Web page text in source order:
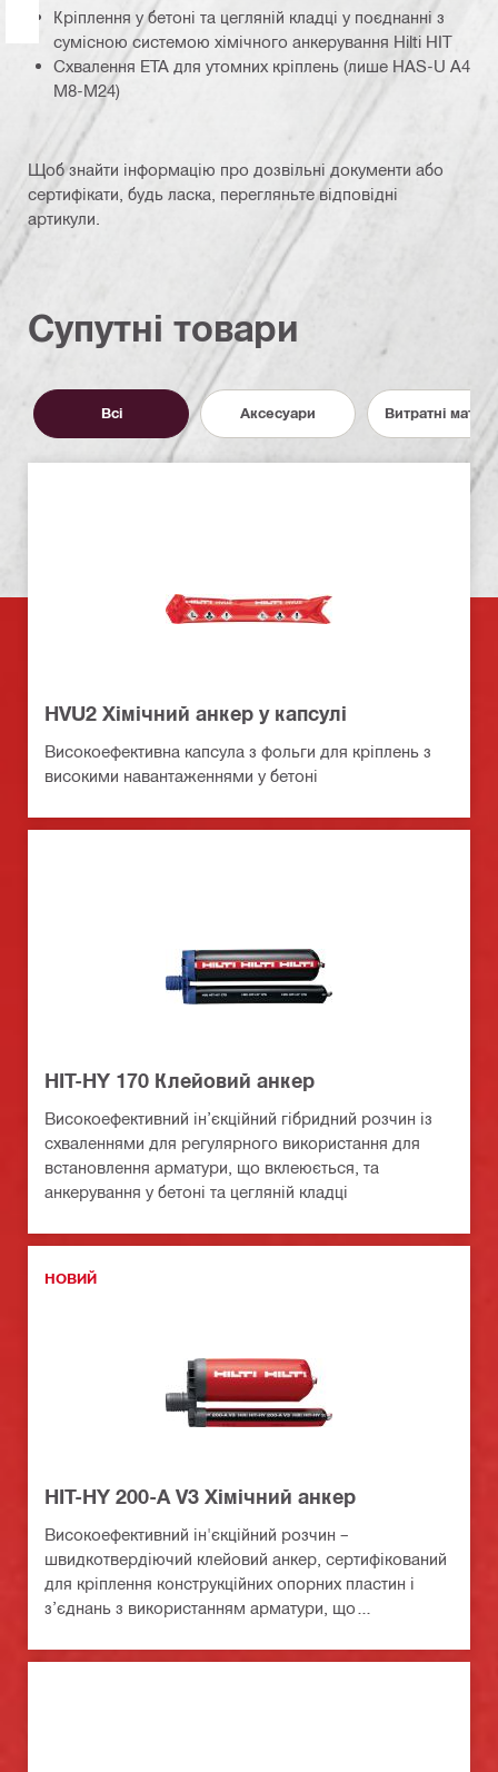
Кріплення у бетоні та цегляній кладці у поєднанні з
сумісною системою хімічного анкерування Hilti HIT
Схвалення ETA для утомних кріплень (лише HAS-U A4
M8-M24)
Щоб знайти інформацію про дозвільні документи або
сертифікати, будь ласка, перегляньте відповідні
артикули.
Супутні товари
Всі Аксесуари Витратні
HVU2 Хімічний анкер у капсулі
Високоефективна капсула з фольги для кріплень з
високими навантаженнями у бетоні
HIT-HY 170 Клейовий анкер
Високоефективний ін’єкційний гібридний розчин із
схваленнями для регулярного використання для
встановлення арматури, що вклеюється, та
анкерування у бетоні та цегляній кладці
НОВИЙ
HIT-HY 200-A V3 Хімічний анкер
Високоефективний ін'єкційний розчин –
швидкотвердіючий клейовий анкер, сертифікований
для кріплення конструкційних опорних пластин і
з’єднань з використанням арматури, що